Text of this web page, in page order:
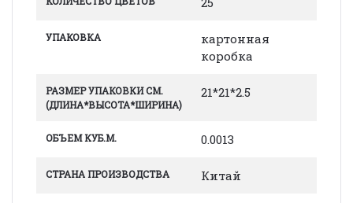
УПАКОВКА
картонная
коробка
РАЗМЕР УПАКОВКИ СМ.
(ДЛИНА*ВЫСОТА*ШИРИНА)
21*21*2.5
ОБЪЕМ КУБ.М. 0.0013
СТРАНА ПРОИЗВОДСТВА Китай